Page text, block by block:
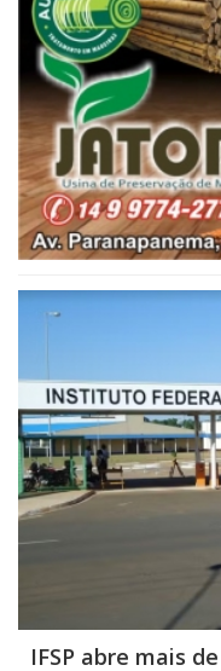
IFSP abre mais